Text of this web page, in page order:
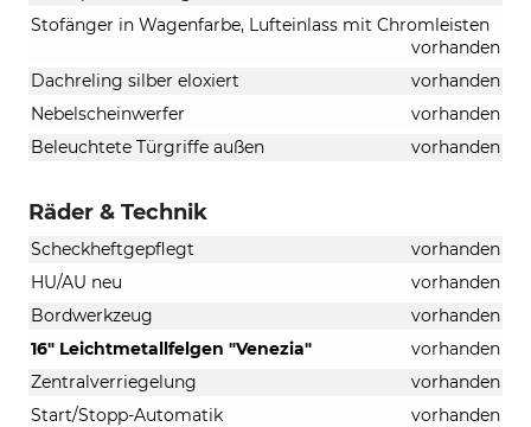
Stofänger in Wagenfarbe, Lufteinlass mit Chromleisten
vorhanden
Dachreling silber eloxiert
vorhanden
Nebelscheinwerfer
vorhanden
Beleuchtete Türgriffe außen
vorhanden
Räder & Technik
Scheckheftgepflegt
vorhanden
HU/AU neu
vorhanden
Bordwerkzeug
vorhanden
16" Leichtmetallfelgen "Venezia"
vorhanden
Zentralverriegelung
vorhanden
Start/Stopp-Automatik
vorhanden